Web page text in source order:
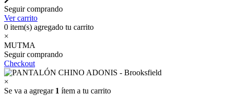
Seguir comprando
Ver carrito
0 item(s) agregado tu carrito
×
MUTMA
Seguir comprando
Checkout
×
Se va a agregar 1 ítem a tu carrito